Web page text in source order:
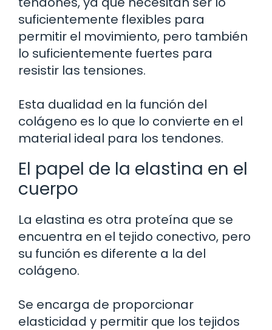
suficientemente flexibles para
permitir el movimiento, pero también
lo suficientemente fuertes para
resistir las tensiones.
Esta dualidad en la función del
colágeno es lo que lo convierte en el
material ideal para los tendones.
El papel de la elastina en el
cuerpo
La elastina es otra proteína que se
encuentra en el tejido conectivo, pero
su función es diferente a la del
colágeno.
Se encarga de proporcionar
elasticidad y permitir que los tejidos